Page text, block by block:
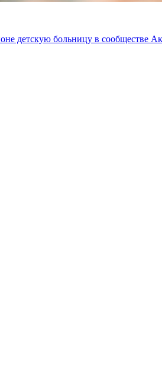
детскую больницу в сообществе